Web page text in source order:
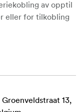
av opptil
eller for tilkobling
13,